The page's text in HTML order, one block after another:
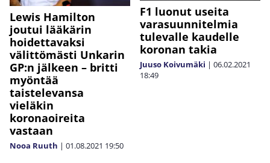
Lewis Hamilton
joutui lääkärin
hoidettavaksi
välittömästi Unkarin
GP:n jälkeen – britti
myöntää
taistelevansa
vieläkin
koronaoireita
vastaan
Nooa Ruuth | 01.08.2021 19:50
F1 luonut useita
varasuunnitelmia
tulevalle kaudelle
koronan takia
Juuso Koivumäki | 06.02.2021
18:49